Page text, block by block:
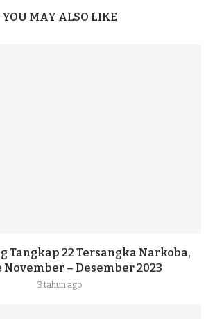
YOU MAY ALSO LIKE
Tangkap 22 Tersangka Narkoba,
November – Desember 2023
3 tahun ago